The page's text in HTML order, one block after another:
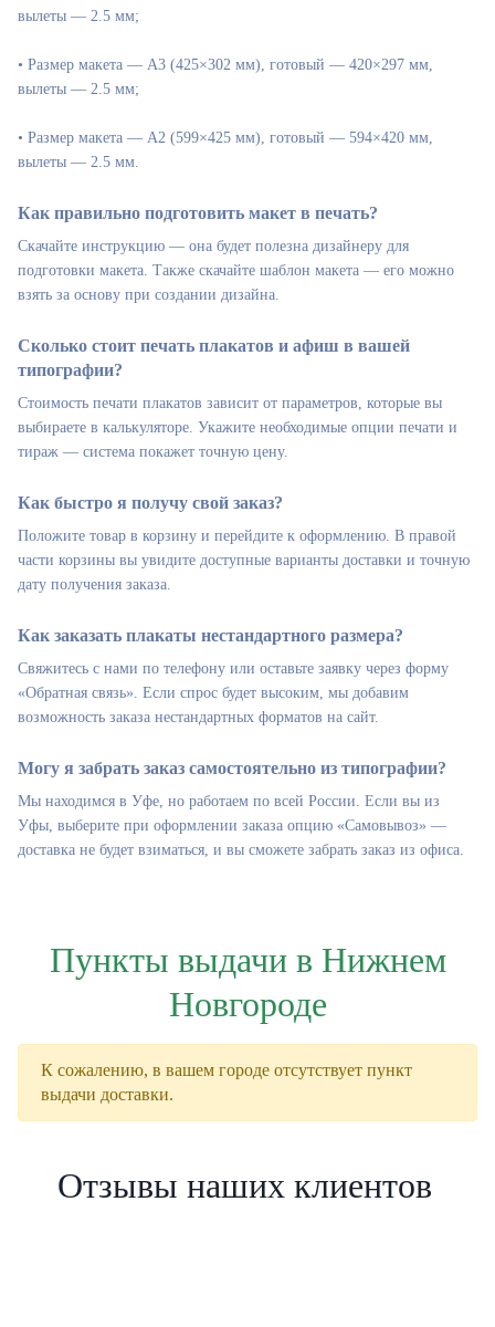
вылеты — 2.5 мм;
• Размер макета — А3 (425×302 мм), готовый — 420×297 мм,
вылеты — 2.5 мм;
• Размер макета — А2 (599×425 мм), готовый — 594×420 мм,
вылеты — 2.5 мм.
Как правильно подготовить макет в печать?
Скачайте инструкцию — она будет полезна дизайнеру для
подготовки макета. Также скачайте шаблон макета — его можно
взять за основу при создании дизайна.
Сколько стоит печать плакатов и афиш в вашей
типографии?
Стоимость печати плакатов зависит от параметров, которые вы
выбираете в калькуляторе. Укажите необходимые опции печати и
тираж — система покажет точную цену.
Как быстро я получу свой заказ?
Положите товар в корзину и перейдите к оформлению. В правой
части корзины вы увидите доступные варианты доставки и точную
дату получения заказа.
Как заказать плакаты нестандартного размера?
Свяжитесь с нами по телефону или оставьте заявку через форму
«Обратная связь». Если спрос будет высоким, мы добавим
возможность заказа нестандартных форматов на сайт.
Могу я забрать заказ самостоятельно из типографии?
Мы находимся в Уфе, но работаем по всей России. Если вы из
Уфы, выберите при оформлении заказа опцию «Самовывоз» —
доставка не будет взиматься, и вы сможете забрать заказ из офиса.
Пункты выдачи в Нижнем
Новгороде
К сожалению, в вашем городе отсутствует пункт
выдачи доставки.
Отзывы наших клиентов